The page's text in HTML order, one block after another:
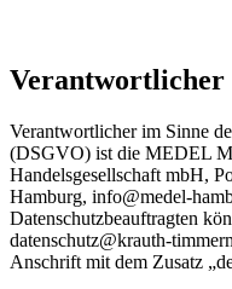
Verantwortlicher
Verantwortlicher im Sinne
(DSGVO) ist die MEDEL
Handelsgesellschaft mbH,
Hamburg, info@medel-
Datenschutzbeauftragten
datenschutz@krauth-
Anschrift mit dem Zusatz